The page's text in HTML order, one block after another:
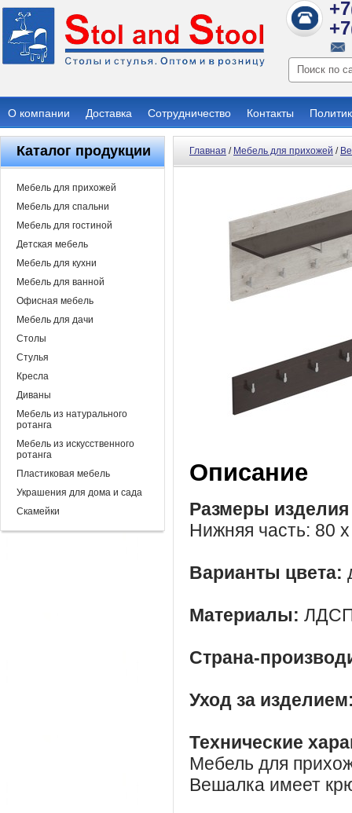
О компании Доставка Сотрудничество Контакты
Каталог продукции
Мебель для прихожей
Мебель для спальни
Мебель для гостиной
Детская мебель
Мебель для кухни
Мебель для ванной
Офисная мебель
Мебель для дачи
Столы
Стулья
Кресла
Диваны
Мебель из натурального
ротанга
Мебель из искусственного
ротанга
Пластиковая мебель
Украшения для дома и сада
Скамейки
Главная / Мебель для прихожей /
Описание
Размеры
Нижняя часть: 80
Варианты цвета:
Материалы:
Страна-
Уход за
Технические
Мебель для
Вешалка имеет